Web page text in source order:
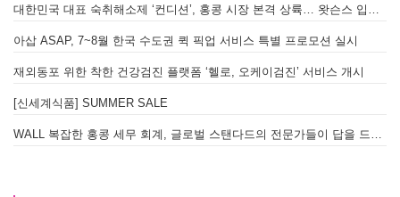
아삽 ASAP, 7~8월 한국 수도권 퀵 픽업 서비스 특별 프로모션 실시
재외동포 위한 착한 건강검진 플랫폼 ‘헬로, 오케이검진’ 서비스 개시
[신세계식품] SUMMER SALE